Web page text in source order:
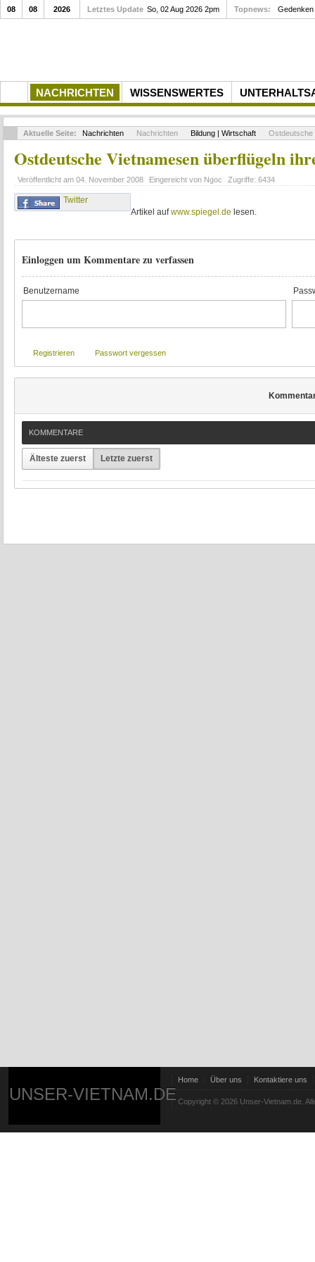
NACHRICHTEN WISSENSWERTES
08 08 2026 Letztes Update So, 02 Aug 2026 2pm Topnews: Gedenken
Aktuelle Seite: Nachrichten Nachrichten Bildung | Wirtschaft Ostdeutsche
Ostdeutsche Vietnamesen überflügeln
Veröffentlicht am 04. November 2008 Eingereicht von Ngoc Zugriffe: 6434
Twitter
Artikel aufwww.spiegel.de lesen.
Einloggen um Kommentare zu verfassen
Benutzername
Registrieren Passwort vergessen
KOMMENTARE
Älteste zuerst Letzte zuerst
UNSER-VIETNAM.DE
Home Über uns Kontaktiere uns
Copyright © 2026 Unser-Vietnam.de.